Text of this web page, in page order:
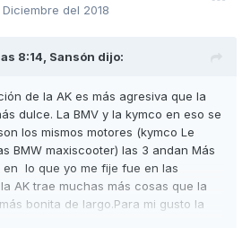
Diciembre del 2018
8:14, Sansón dijo:
de la AK es más agresiva que la
dulce. La BMV y la kymco en eso se
los mismos motores (kymco Le
BMW maxiscooter) las 3 andan Más
en lo que yo me fije fue en las
AK trae muchas más cosas que la
bonita de largo.Para mi gusto la